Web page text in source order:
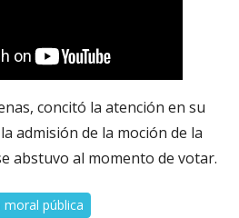
concitó la atención en su
admisión de la moción de la
abstuvo al momento de votar.
pública